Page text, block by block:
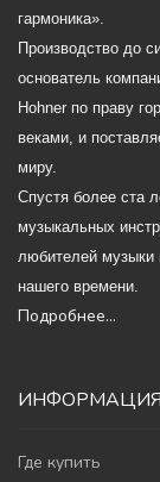
гармоника».
Производство до
основатель
Hohner по праву
веками, и
миру.
Спустя более ста
музыкальных
любителей музыки
нашего времени.
Подробнее...
ИНФОРМАЦИЯ
Где купить